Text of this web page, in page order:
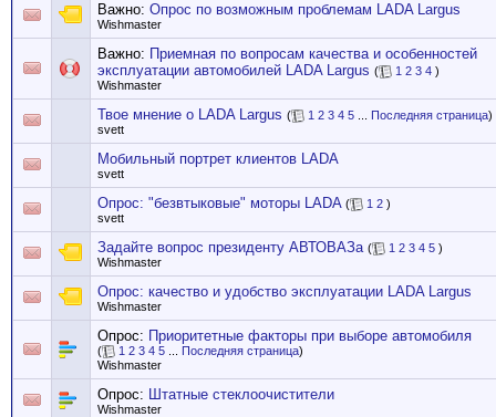
Важно: Опрос по возможным проблемам LADA Largus
Wishmaster
Важно: Приемная по вопросам качества и особенностей
эксплуатации автомобилей LADA Largus ( 1 2 3 4 )
Wishmaster
Твое мнение о LADA Largus ( 1 2 3 4 5 Последняя страница)
svett
Мобильный портрет клиентов LADA
svett
Опрос: "безвтыковые" моторы LADA ( 1 2 )
svett
Задайте вопрос президенту АВТОВАЗа ( 1 2 3 4 5 )
Wishmaster
Опрос: качество и удобство эксплуатации LADA Largus
Wishmaster
Опрос: Приоритетные факторы при выборе автомобиля
( 1 2 3 4 5 Последняя страница)
Wishmaster
Опрос: Штатные стеклоочистители
Wishmaster